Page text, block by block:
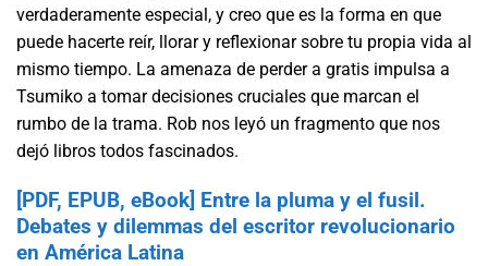
verdaderamente especial, y creo que es la forma en que
puede hacerte reír, llorar y reflexionar sobre tu propia vida al
mismo tiempo. La amenaza de perder a gratis impulsa a
Tsumiko a tomar decisiones cruciales que marcan el
rumbo de la trama. Rob nos leyó un fragmento que nos
dejó libros todos fascinados.
[PDF, EPUB, eBook] Entre la pluma y el fusil.
Debates y dilemmas del escritor revolucionario
en América Latina